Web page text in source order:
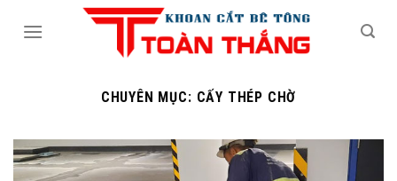
CHUYÊN MỤC: CẤY THÉP CHỜ